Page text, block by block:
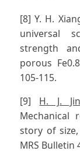
[8] Y. H.
universal
strength
porous
105-115.
[9] H. J. Jin
Mechanical
story of
MRS Bulletin